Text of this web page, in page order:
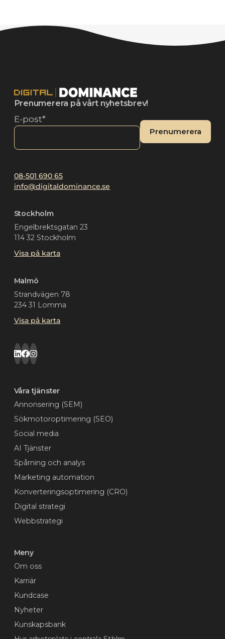
Prenumerera på vårt nyhetsbrev!
E-post*
Prenumerera
08-501 690 65
info@digitaldominance.se
Stockholm
Engelbrektsgatan 23
114 32 Stockholm
Visa på karta
Malmö
Strandvägen 78
234 31 Lomma
Visa på karta
Våra tjänster
Annonsering (SEM)
Sökmotoroptimering (SEO)
Social media
AI Tjänster
Spårning och analys
Marketing automation
Konverteringsoptimering (CRO)
Digital strategi
Webbstrategi
Meny
Om oss
Karriär
Kundcase
Nyheter
Kunskapsbank